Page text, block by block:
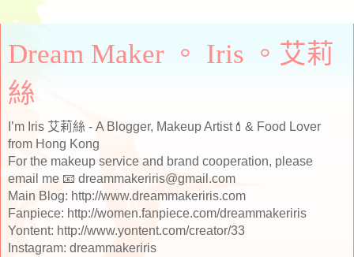
Dream Maker 。 Iris 。艾莉
絲
I’m Iris 艾莉絲 - A Blogger, Makeup Artist💄& Food Lover
from Hong Kong
For the makeup service and brand cooperation, please
email me 📧 dreammakeriris@gmail.com
Main Blog: http://www.dreammakeriris.com
Fanpiece: http://women.fanpiece.com/dreammakeriris
Yontent: http://www.yontent.com/creator/33
Instagram: dreammakeriris